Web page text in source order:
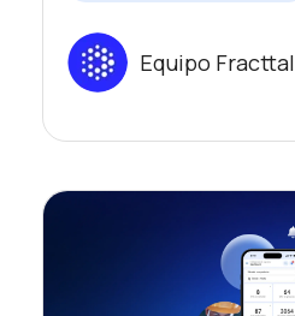
Equipo Fracttal